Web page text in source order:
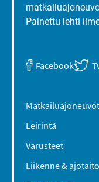
Painettu lehti
Facebook
Matkailuajoneuvot
Leirintä
Varusteet
Liikenne & ajotaito